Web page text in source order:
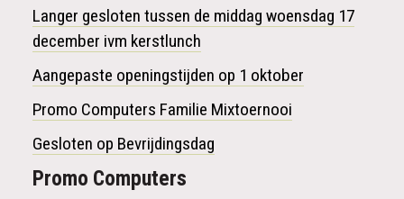
Langer gesloten tussen de middag woensdag 17
december ivm kerstlunch
Aangepaste openingstijden op 1 oktober
Promo Computers Familie Mixtoernooi
Gesloten op Bevrijdingsdag
Promo Computers